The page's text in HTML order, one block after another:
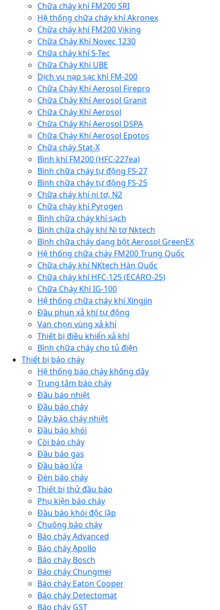
Chữa cháy khí FM200 SRI
Hệ thống chữa cháy khí Akronex
Chữa cháy khí FM200 Viking
Chữa Cháy Khí Novec 1230
Chữa cháy khí S-Tec
Chữa Cháy Khí UBE
Dịch vụ nạp sạc khí FM-200
Chữa Cháy Khí Aerosol Firepro
Chữa Cháy Khí Aerosol Granit
Chữa Cháy Khí Aerosol
Chữa Cháy Khí Aerosol DSPA
Chữa Cháy Khí Aerosol Epotos
Chữa cháy Stat-X
Bình khí FM200 (HFC-227ea)
Bình chữa cháy tự động FS-27
Bình chữa cháy tự động FS-25
Chữa cháy khí ni tơ, N2
Chữa cháy khí Pyrogen
Bình chữa cháy khí sạch
Bình chữa cháy khí Ni tơ Nktech
Bình chữa cháy dạng bột Aerosol GreenEX
Hệ thống chữa cháy FM200 Trung Quốc
Chữa cháy khí NKtech Hàn Quốc
Chữa cháy khí HFC-125 (ECARO-25)
Chữa Cháy Khí IG-100
Hệ thống chữa cháy khí Xingjin
Đầu phun xả khí tự động
Van chọn vùng xả khí
Thiết bị điều khiển xả khí
Bình chữa cháy cho tủ điện
Thiết bị báo cháy
Hệ thống báo cháy không dây
Trung tâm báo cháy
Đầu báo nhiệt
Đầu báo cháy
Dây báo cháy nhiệt
Đầu báo khói
Còi báo cháy
Đầu báo gas
Đầu báo lửa
Đèn báo cháy
Thiết bị thử đầu báo
Phụ kiện báo cháy
Đầu báo khói độc lập
Chuông báo cháy
Báo cháy Advanced
Báo cháy Apollo
Báo cháy Bosch
Báo cháy Chungmei
Báo cháy Eaton Cooper
Báo cháy Detectomat
Báo cháy GST